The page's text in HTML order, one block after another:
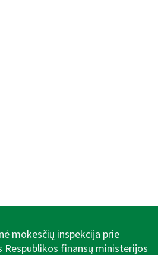
mokesčių inspekcija prie
Respublikos finansų ministerijos